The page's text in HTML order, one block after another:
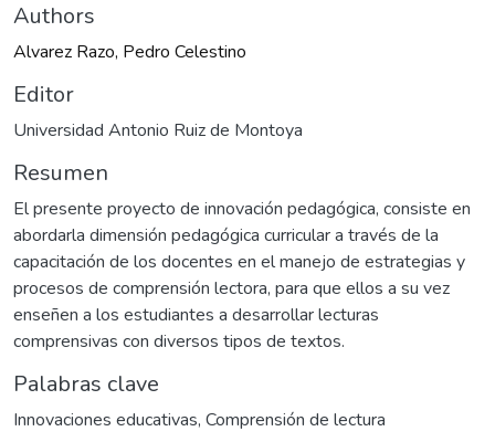
Authors
Alvarez Razo, Pedro Celestino
Editor
Universidad Antonio Ruiz de Montoya
Resumen
El presente proyecto de innovación pedagógica, consiste en
abordarla dimensión pedagógica curricular a través de la
capacitación de los docentes en el manejo de estrategias y
procesos de comprensión lectora, para que ellos a su vez
enseñen a los estudiantes a desarrollar lecturas
comprensivas con diversos tipos de textos.
Palabras clave
Innovaciones educativas, Comprensión de lectura